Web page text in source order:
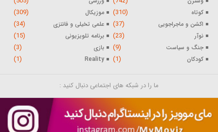
کوتاه (310) موزیکال (309)
اکشن و ماجراجویی (37) علمی تخیلی و فانتزی (34)
نوآر (23) برنامه تلویزیونی (15)
جنگ و سیاست (9) بازی (3)
کودکان (1)
Reality
(1)
ما را در شبکه های اجتماعی دنبال کنید :